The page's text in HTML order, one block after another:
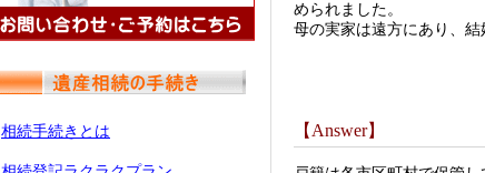
められました。
母の実家は遠方にあり、結
【Answer】
相続手続きとは